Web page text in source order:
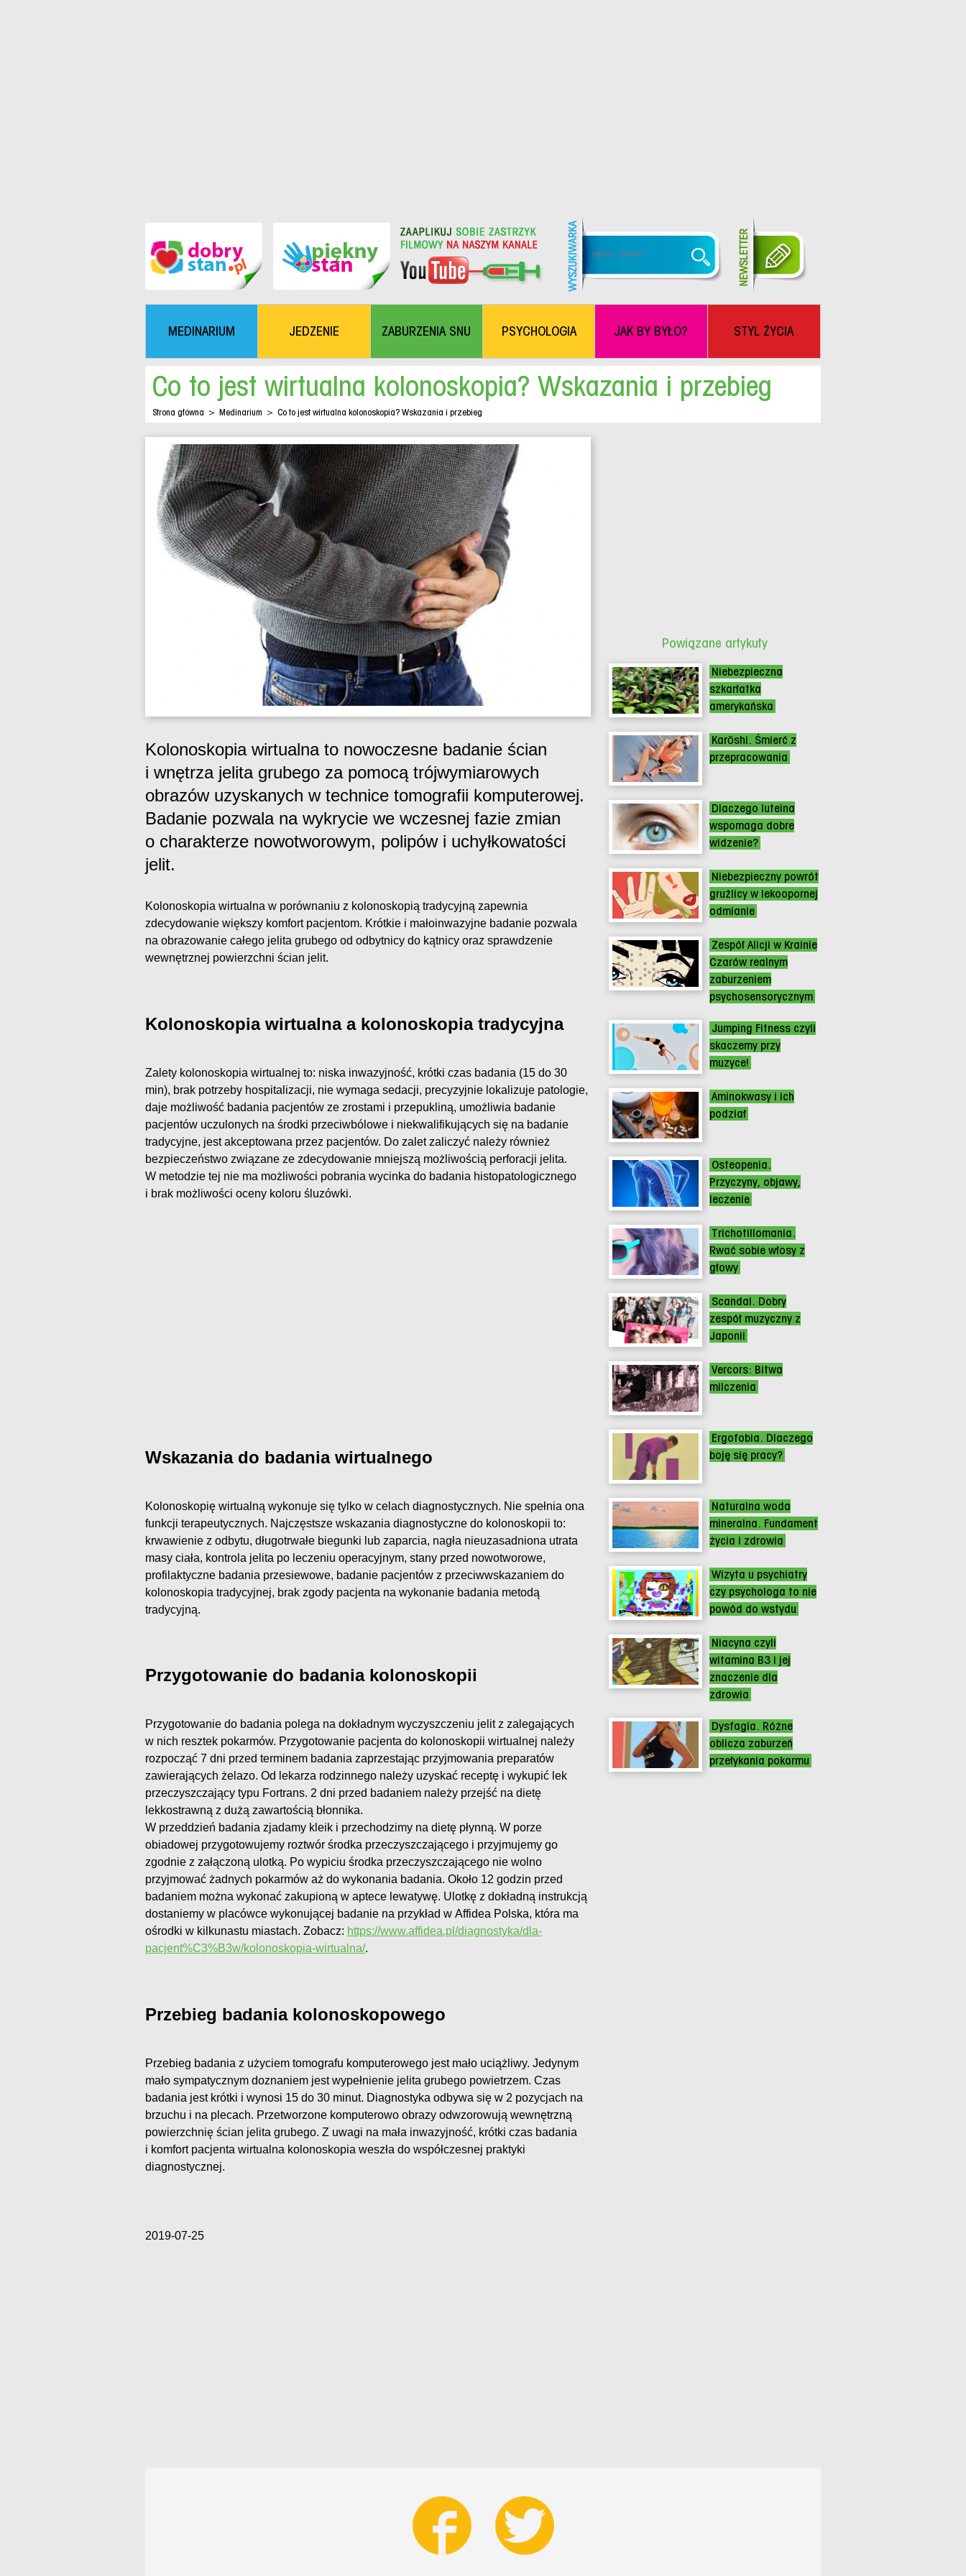
MEDINARIUM JEDZENIE ZABURZENIA SNU PSYCHOLOGIA JAK BY BYŁO? STYL ŻYCIA
Co to jest wirtualna kolonoskopia? Wskazania i przebieg
Strona główna > Medinarium > Co to jest wirtualna kolonoskopia? Wskazania i przebieg
Kolonoskopia wirtualna to nowoczesne badanie ścian
i wnętrza jelita grubego za pomocą trójwymiarowych
obrazów uzyskanych w technice tomografii komputerowej.
Badanie pozwala na wykrycie we wczesnej fazie zmian
o charakterze nowotworowym, polipów i uchyłkowatości
jelit.
Kolonoskopia wirtualna w porównaniu z kolonoskopią tradycyjną zapewnia
zdecydowanie większy komfort pacjentom. Krótkie i małoinwazyjne badanie pozwala
na obrazowanie całego jelita grubego od odbytnicy do kątnicy oraz sprawdzenie
wewnętrznej powierzchni ścian jelit.
Kolonoskopia wirtualna a kolonoskopia tradycyjna
Zalety kolonoskopia wirtualnej to: niska inwazyjność, krótki czas badania (15 do 30
min), brak potrzeby hospitalizacji, nie wymaga sedacji, precyzyjnie lokalizuje patologie,
daje możliwość badania pacjentów ze zrostami i przepukliną, umożliwia badanie
pacjentów uczulonych na środki przeciwbólowe i niekwalifikujących się na badanie
tradycyjne, jest akceptowana przez pacjentów. Do zalet zaliczyć należy również
bezpieczeństwo związane ze zdecydowanie mniejszą możliwością perforacji jelita.
W metodzie tej nie ma możliwości pobrania wycinka do badania histopatologicznego
i brak możliwości oceny koloru śluzówki.
Wskazania do badania wirtualnego
Kolonoskopię wirtualną wykonuje się tylko w celach diagnostycznych. Nie spełnia ona
funkcji terapeutycznych. Najczęstsze wskazania diagnostyczne do kolonoskopii to:
krwawienie z odbytu, długotrwałe biegunki lub zaparcia, nagła nieuzasadniona utrata
masy ciała, kontrola jelita po leczeniu operacyjnym, stany przed nowotworowe,
profilaktyczne badania przesiewowe, badanie pacjentów z przeciwwskazaniem do
kolonoskopia tradycyjnej, brak zgody pacjenta na wykonanie badania metodą
tradycyjną.
Przygotowanie do badania kolonoskopii
Przygotowanie do badania polega na dokładnym wyczyszczeniu jelit z zalegających
w nich resztek pokarmów. Przygotowanie pacjenta do kolonoskopii wirtualnej należy
rozpocząć 7 dni przed terminem badania zaprzestając przyjmowania preparatów
zawierających żelazo. Od lekarza rodzinnego należy uzyskać receptę i wykupić lek
przeczyszczający typu Fortrans. 2 dni przed badaniem należy przejść na dietę
lekkostrawną z dużą zawartością błonnika.
W przeddzień badania zjadamy kleik i przechodzimy na dietę płynną. W porze
obiadowej przygotowujemy roztwór środka przeczyszczającego i przyjmujemy go
zgodnie z załączoną ulotką. Po wypiciu środka przeczyszczającego nie wolno
przyjmować żadnych pokarmów aż do wykonania badania. Około 12 godzin przed
badaniem można wykonać zakupioną w aptece lewatywę. Ulotkę z dokładną instrukcją
dostaniemy w placówce wykonującej badanie na przykład w Affidea Polska, która ma
ośrodki w kilkunastu miastach. Zobacz: https://www.affidea.pl/diagnostyka/dla-
pacjent%C3%B3w/kolonoskopia-wirtualna/.
Przebieg badania kolonoskopowego
Przebieg badania z użyciem tomografu komputerowego jest mało uciążliwy. Jedynym
mało sympatycznym doznaniem jest wypełnienie jelita grubego powietrzem. Czas
badania jest krótki i wynosi 15 do 30 minut. Diagnostyka odbywa się w 2 pozycjach na
brzuchu i na plecach. Przetworzone komputerowo obrazy odwzorowują wewnętrzną
powierzchnię ścian jelita grubego. Z uwagi na mała inwazyjność, krótki czas badania
i komfort pacjenta wirtualna kolonoskopia weszła do współczesnej praktyki
diagnostycznej.
2019-07-25
Powiązane artykuły
Niebezpieczna
szkarłatka
amerykańska
Karōshi. Śmierć z
przepracowania
Dlaczego luteina
wspomaga dobre
widzenie?
Niebezpieczny powrót
gruźlicy w lekoopornej
odmianie
Zespół Alicji w Krainie
Czarów realnym
zaburzeniem
psychosensorycznym
Jumping Fitness czyli
skaczemy przy
muzyce!
Aminokwasy i ich
podział
Osteopenia.
Przyczyny, objawy,
leczenie
Trichotillomania.
Rwać sobie włosy z
głowy
Scandal. Dobry
zespół muzyczny z
Japonii
Vercors: Bitwa
milczenia
Ergofobia. Dlaczego
boję się pracy?
Naturalna woda
mineralna. Fundament
życia i zdrowia
Wizyta u psychiatry
czy psychologa to nie
powód do wstydu
Niacyna czyli
witamina B3 i jej
znaczenie dla
zdrowia
Dysfagia. Różne
oblicza zaburzeń
przełykania pokarmu